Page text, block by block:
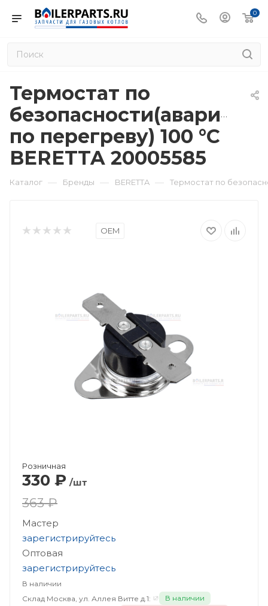
0
Термостат по
по перегреву) 100 °С
BERETTA 20005585
Каталог — Бренды — BERETTA — Термостат по
OEM
Розничная
330 ₽ /шт
363 ₽
Мастер
зарегистрируйтесь
Оптовая
зарегистрируйтесь
В наличии
Склад Москва, ул. Аллея Витте д.1:
В наличии